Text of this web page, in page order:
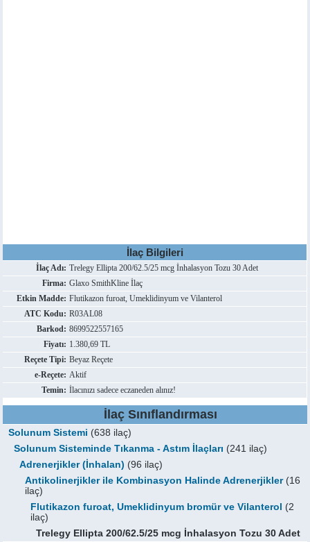
İlaç Bilgileri
İlaç Adı: Trelegy Ellipta 200/62.5/25 mcg İnhalasyon Tozu 30 Adet
Firma: Glaxo SmithKline İlaç
Etkin Madde: Flutikazon furoat, Umeklidinyum ve Vilanterol
ATC Kodu: R03AL08
Barkod: 8699522557165
Fiyatı: 1.380,69 TL
Reçete Tipi: Beyaz Reçete
e-Reçete: Aktif
Temin: İlacınızı sadece eczaneden alınız!
İlaç Sınıflandırması
Solunum Sistemi (638 ilaç)
Solunum Sisteminde Tıkanma - Astım İlaçları (241 ilaç)
Adrenerjikler (İnhalan) (96 ilaç)
Antikolinerjikler ile Kombinasyon Halinde Adrenerjikler(16
ilaç)
Flutikazon furoat, Umeklidinyum bromür ve Vilanterol
(2
ilaç)
Trelegy Ellipta 200/62.5/25 mcg İnhalasyon Tozu 30 Adet